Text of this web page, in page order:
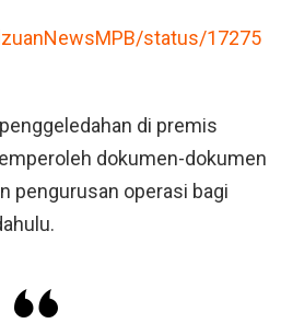
status/17275
di premis
dokumen-dokumen
pengurusan operasi bagi